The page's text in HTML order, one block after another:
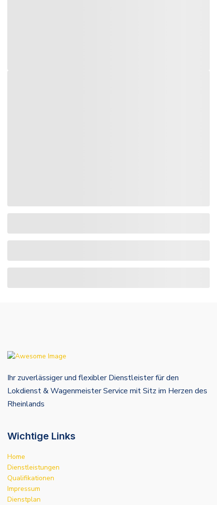
Ihr zuverlässiger und flexibler Dienstleister für den
Lokdienst & Wagenmeister Service mit Sitz im Herzen des
Rheinlands
Wichtige Links
Home
Dienstleistungen
Qualifikationen
Impressum
Dienstplan